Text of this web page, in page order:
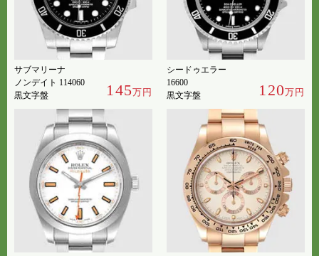
サブマリーナ
ノンデイト 114060
黒文字盤
145万円
シードゥエラー
16600
黒文字盤
120万円